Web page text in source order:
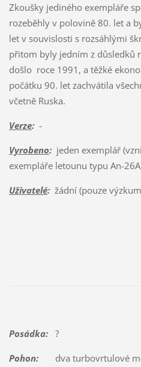
Zkoušky jediného exempláře
rozeběhly v polovině 80. let a
let v souvislosti s rozsáhlými
přitom byly jedním z důsledků
došlo roce 1991, a těžké
počátku 90. let zachvátila
včetně Ruska.
Verze:-
Vyrobeno:jeden exemplář
exempláře letounu typu An-
Uživatelé:žádní (pouze
Posádka:?
Pohon:dva turbovrtulové